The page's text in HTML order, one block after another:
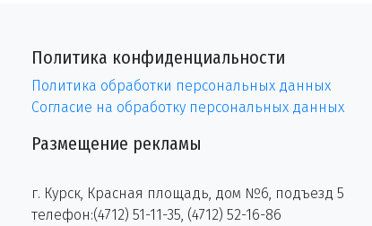
Политика конфиденциальности
Политика обработки персональных данных
Согласие на обработку персональных данных
Размещение рекламы
г. Курск, Красная площадь, дом №6, подъезд 5
телефон:(4712) 51-11-35, (4712) 52-16-86